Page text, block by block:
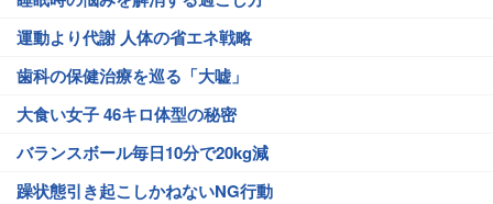
運動より代謝 人体の省エネ戦略
歯科の保健治療を巡る「大嘘」
大食い女子 46キロ体型の秘密
バランスボール毎日10分で20kg減
躁状態引き起こしかねないNG行動